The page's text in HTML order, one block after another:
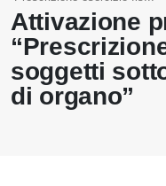
Attivazione
soggetti
di organo”